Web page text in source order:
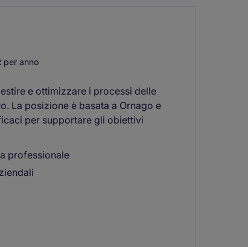
per anno
e ottimizzare i processi delle
La posizione è basata a Ornago e
per supportare gli obiettivi
professionale